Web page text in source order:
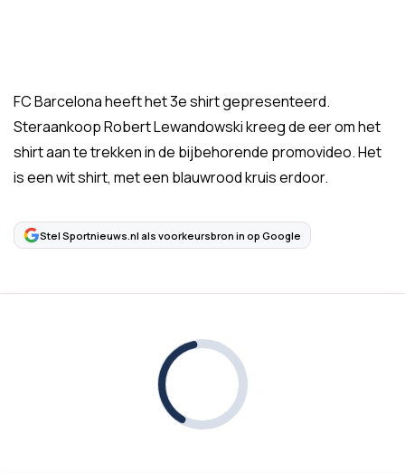
FC Barcelona heeft het 3e shirt gepresenteerd.
Steraankoop Robert Lewandowski kreeg de eer om het
shirt aan te trekken in de bijbehorende promovideo. Het
is een wit shirt, met een blauwrood kruis erdoor.
Stel Sportnieuws.nl als voorkeursbron in op Google